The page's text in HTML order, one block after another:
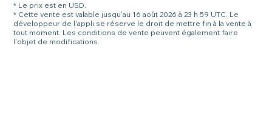
* Le prix est en USD.
* Cette vente est valable jusqu'au 16 août 2026 à 23 h 59 UTC. Le
développeur de l'appli se réserve le droit de mettre fin à la vente à
tout moment. Les conditions de vente peuvent également faire
l'objet de modifications.